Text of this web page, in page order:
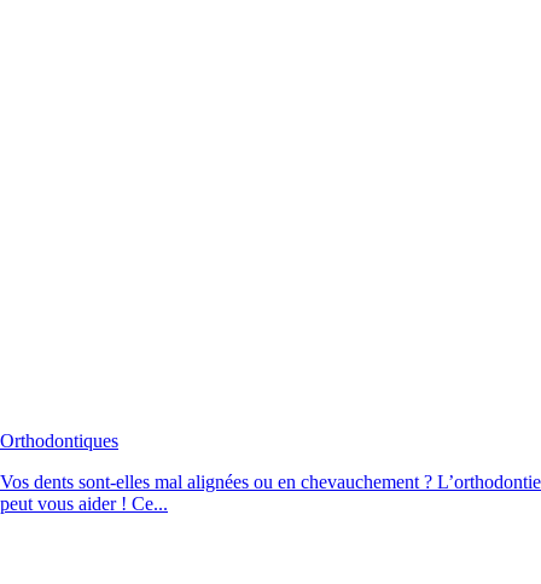
Orthodontiques
Vos dents sont-elles mal alignées ou en chevauchement ? L’orthodontie
peut vous aider ! Ce...